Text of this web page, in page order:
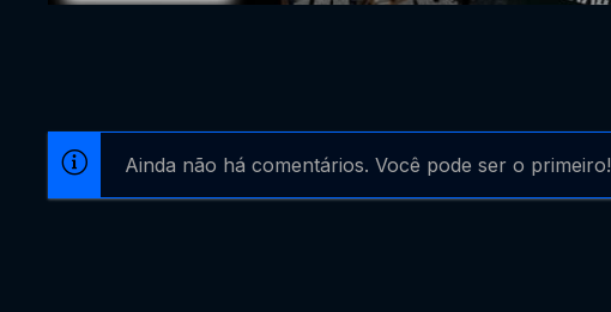
Ainda não há comentários. Você pode ser o primeiro!